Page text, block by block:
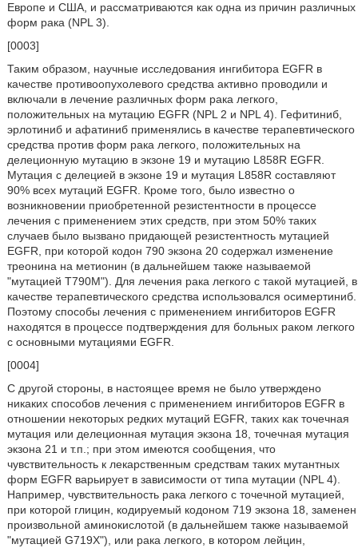
Европе и США, и рассматриваются как одна из причин различных
форм рака (NPL 3).
[0003]
Таким образом, научные исследования ингибитора EGFR в
качестве противоопухолевого средства активно проводили и
включали в лечение различных форм рака легкого,
положительных на мутацию EGFR (NPL 2 и NPL 4). Гефитиниб,
эрлотиниб и афатиниб применялись в качестве терапевтического
средства против форм рака легкого, положительных на
делеционную мутацию в экзоне 19 и мутацию L858R EGFR.
Мутация с делецией в экзоне 19 и мутация L858R составляют
90% всех мутаций EGFR. Кроме того, было известно о
возникновении приобретенной резистентности в процессе
лечения с применением этих средств, при этом 50% таких
случаев было вызвано придающей резистентность мутацией
EGFR, при которой кодон 790 экзона 20 содержал изменение
треонина на метионин (в дальнейшем также называемой
"мутацией T790M"). Для лечения рака легкого с такой мутацией, в
качестве терапевтического средства использовался осимертиниб.
Поэтому способы лечения с применением ингибиторов EGFR
находятся в процессе подтверждения для больных раком легкого
с основными мутациями EGFR.
[0004]
С другой стороны, в настоящее время не было утверждено
никаких способов лечения с применением ингибиторов EGFR в
отношении некоторых редких мутаций EGFR, таких как точечная
мутация или делеционная мутация экзона 18, точечная мутация
экзона 21 и т.п.; при этом имеются сообщения, что
чувствительность к лекарственным средствам таких мутантных
форм EGFR варьирует в зависимости от типа мутации (NPL 4).
Например, чувствительность рака легкого с точечной мутацией,
при которой глицин, кодируемый кодоном 719 экзона 18, заменен
произвольной аминокислотой (в дальнейшем также называемой
"мутацией G719X"), или рака легкого, в котором лейцин,